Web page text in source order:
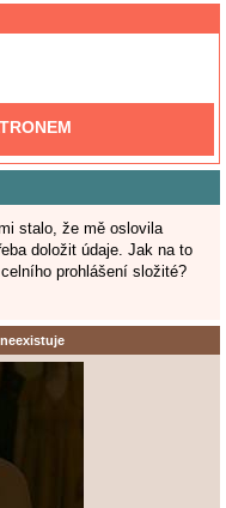
stalo, že mě oslovila
doložit údaje. Jak na to
prohlášení složité?